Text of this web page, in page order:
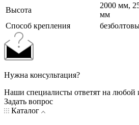
Высота
2000 мм,
мм
Cпособ крепления
Нужна консультация?
Наши специалисты ответят на
Задать вопрос
Каталог